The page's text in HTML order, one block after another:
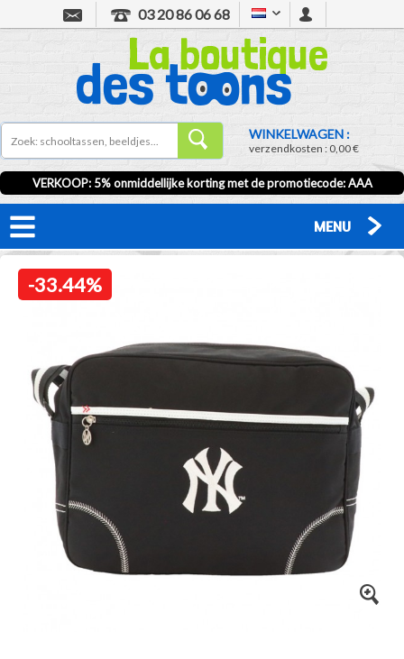
03 20 86 06 68
WINKELWAGEN :
verzendkosten :0,00 €
VERKOOP: 5% onmiddellijke korting met de promotiecode:AAA
MENU
-33.44%